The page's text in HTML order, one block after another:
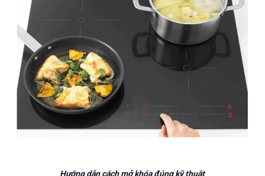
Hướng dẫn cách mở khóa đúng kỹ thuật